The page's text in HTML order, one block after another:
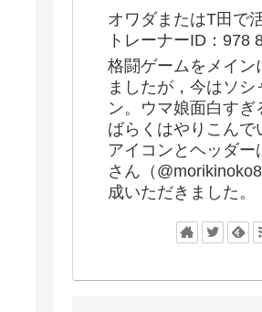
オワダまたはT田で
トレーナーID：978
格闘ゲームをメイン
ましたが，今はソシ
ン。ウマ娘面白すぎ
ばらくはやりこんで
アイコンとヘッダー
さん（
成いただきました。